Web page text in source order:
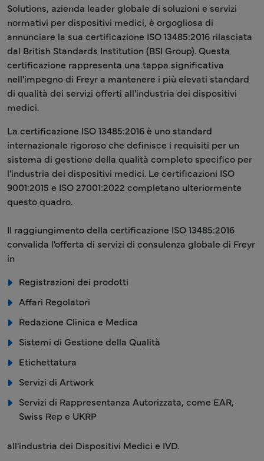
Solutions, azienda leader globale di soluzioni e servizi
normativi per dispositivi medici, è orgogliosa di
annunciare la sua certificazione ISO 13485:2016 rilasciata
dal British Standards Institution (BSI Group). Questa
certificazione rappresenta una tappa significativa
nell'impegno di Freyr a mantenere i più elevati standard
di qualità dei servizi offerti all'industria dei dispositivi
medici.
La certificazione ISO 13485:2016 è uno standard
internazionale rigoroso che definisce i requisiti per un
sistema di gestione della qualità completo specifico per
l'industria dei dispositivi medici. Le certificazioni ISO
9001:2015 e ISO 27001:2022 completano ulteriormente
questo quadro.
Il raggiungimento della certificazione ISO 13485:2016
convalida l'offerta di servizi di consulenza globale di Freyr
in
Registrazioni dei prodotti
Affari Regolatori
Redazione Clinica e Medica
Sistemi di Gestione della Qualità
Etichettatura
Servizi di Artwork
Servizi di Rappresentanza Autorizzata, come EAR,
Swiss Rep e UKRP
all'industria dei Dispositivi Medici e IVD.